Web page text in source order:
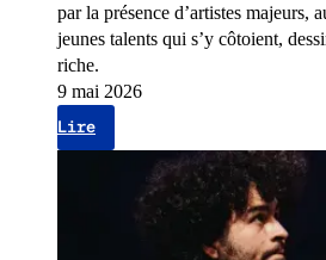
par la présence d’artistes majeurs,
jeunes talents qui s’y côtoient,
riche.
9 mai 2026
Lire